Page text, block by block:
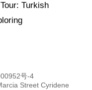
Turkish
号-4
Street Cyridene